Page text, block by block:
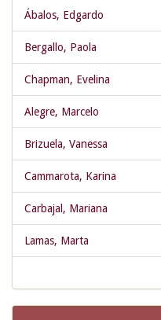
Ábalos, Edgardo
Bergallo, Paola
Chapman, Evelina
Alegre, Marcelo
Brizuela, Vanessa
Cammarota, Karina
Carbajal, Mariana
Lamas, Marta